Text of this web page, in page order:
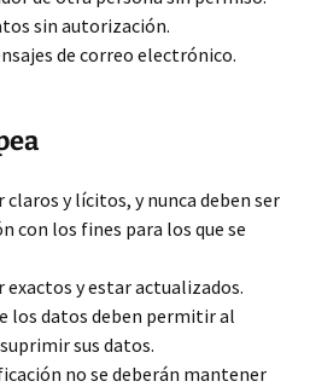
sin autorización.
de correo electrónico.
claros y lícitos, y nunca deben ser
con los fines para los que se
exactos y estar actualizados.
los datos deben permitir al
sus datos.
no se deberán mantener